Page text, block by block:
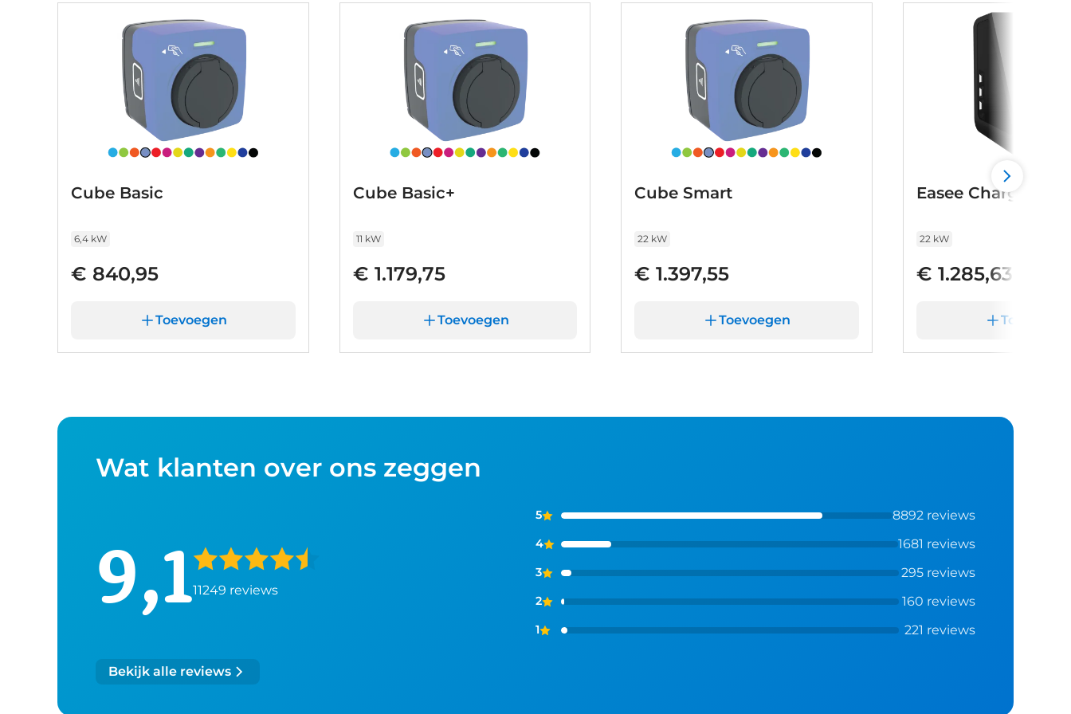
Cube Basic
6,4 kW
€ 840,95
Toevoegen
Cube Basic+
11 kW
€ 1.179,75
Toevoegen
Cube Smart
22 kW
€ 1.397,55
Toevoegen
Easee Charge
22 kW
€ 1.285,63
Wat klanten over ons zeggen
9,111249 reviews
5 8892 reviews
4 1681 reviews
3 295 reviews
2 160 reviews
1 221 reviews
Bekijk alle reviews